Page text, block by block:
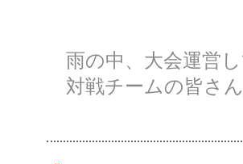
雨の中、大会運営
対戦チームの皆さ